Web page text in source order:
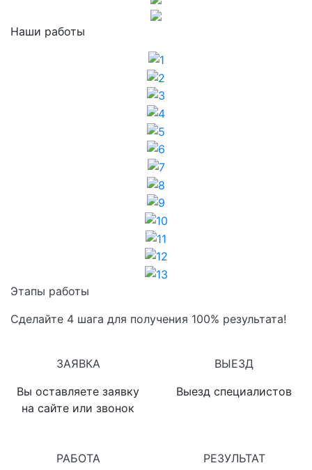
Наши работы
1
4
7
10
12
13
Этапы работы
Сделайте 4 шага для получения 100% результата!
ЗАЯВКА
Вы оставляете заявку
на сайте или звонок
ВЫЕЗД
Выезд специалистов
РАБОТА
РЕЗУЛЬТАТ